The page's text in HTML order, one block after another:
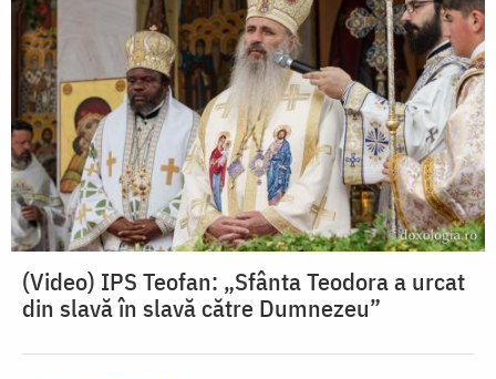
(Video) IPS Teofan: „Sfânta Teodora a urcat
din slavă în slavă către Dumnezeu”